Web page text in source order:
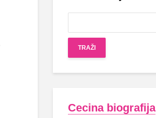
Cecina biografija